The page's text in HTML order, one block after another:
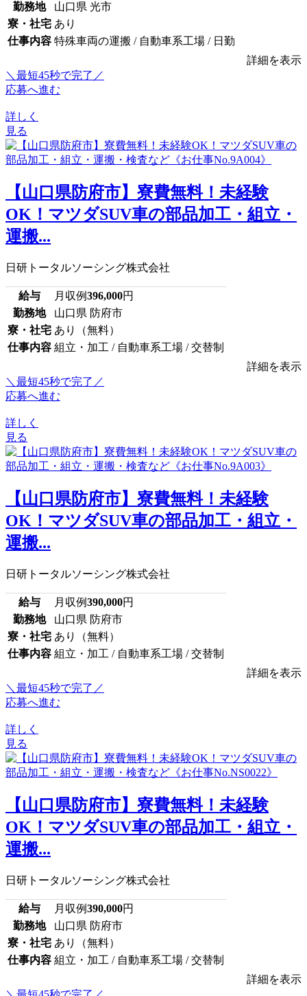
勤務地
山口県 光市
寮・社宅 あり
仕事内容 特殊車両の運搬 / 自動車系工場 / 日勤
詳細を表示
＼最短45秒で完了／
応募へ進む
詳しく
見る
【山口県防府市】寮費無料！未経験
OK！マツダSUV車の部品加工・組立・
運搬...
日研トータルソーシング株式会社
給与 月収例396,000円
勤務地
山口県 防府市
寮・社宅 あり（無料）
仕事内容 組立・加工 / 自動車系工場 / 交替制
詳細を表示
＼最短45秒で完了／
応募へ進む
詳しく
見る
【山口県防府市】寮費無料！未経験
OK！マツダSUV車の部品加工・組立・
運搬...
日研トータルソーシング株式会社
給与 月収例390,000円
勤務地
山口県 防府市
寮・社宅 あり（無料）
仕事内容 組立・加工 / 自動車系工場 / 交替制
詳細を表示
＼最短45秒で完了／
応募へ進む
詳しく
見る
【山口県防府市】寮費無料！未経験
OK！マツダSUV車の部品加工・組立・
運搬...
日研トータルソーシング株式会社
給与 月収例390,000円
勤務地
山口県 防府市
寮・社宅 あり（無料）
仕事内容 組立・加工 / 自動車系工場 / 交替制
詳細を表示